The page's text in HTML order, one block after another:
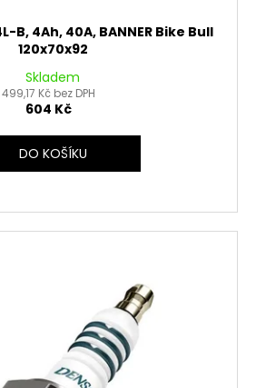
B, 4Ah, 40A, BANNER Bike Bull
120x70x92
Skladem
499,17 Kč bez DPH
604 Kč
DO KOŠÍKU